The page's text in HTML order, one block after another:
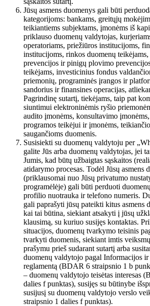
Jūsų asmens duomenys gali būti
kategorijoms: bankams, greitųjų
teikiantiems subjektams, įmonėms iš
priklauso duomenų valdytojas,
operatoriams, priežiūros institucijoms,
institucijoms, rinkos duomenų
prevencijos ir pinigų plovimo
teikėjams, investicinius fondus
priemonių, programinės įrangos ir
sandorius ir finansines operacijas,
Pagrindinę sutartį, tiekėjams, taip pat
siuntimui elektroninėmis ryšio
audito įmonėms, konsultavimo
programos teikėjui ir įmonėms,
saugančioms duomenis.
Susisiekti su duomenų valdytoju per
galite Jūs arba duomenų valdytojas, jei
Jumis, kad būtų užbaigtas sąskaitos
atidarymo procesas. Todėl Jūsų asmens
(priklausomai nuo Jūsų privatumo
programėlėje) gali būti perduoti
profilio nuotrauka ir telefono numeris.
gali paprašyti jūsų pateikti kitus asmens
kai tai būtina, siekiant atsakyti į jūsų
klausimą, su kuriuo susijęs kontaktas.
situacijos, duomenų tvarkymo teisinis
tvarkyti duomenis, siekiant imtis
prašymu prieš sudarant sutartį arba
duomenų valdytojo pagal Informacijos ir
reglamentą (BDAR 6 straipsnio 1 b
– duomenų valdytojo teisėtas interesas
dalies f punktas), susijęs su būtinybe
susijusį su duomenų valdytojo verslo
straipsnio 1 dalies f punktas).